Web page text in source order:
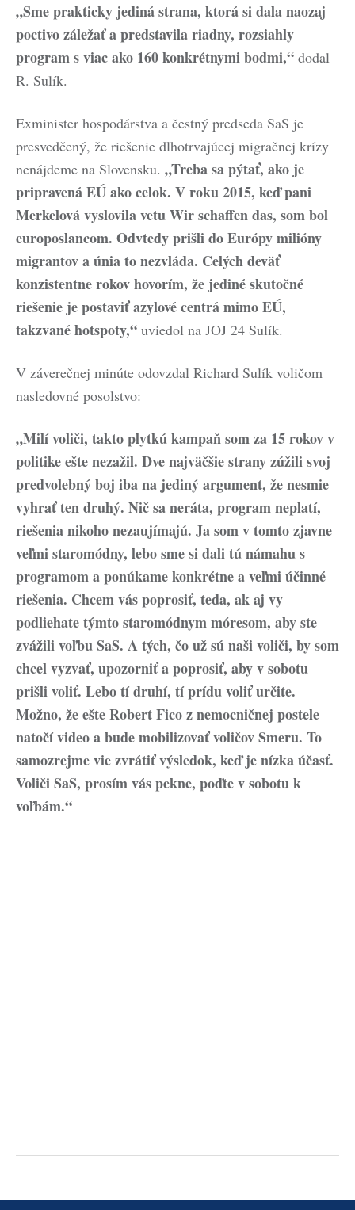
„Sme prakticky jediná strana, ktorá si dala naozaj
poctivo záležať a predstavila riadny, rozsiahly
program s viac ako 160 konkrétnymi bodmi,“ dodal
R. Sulík.
Exminister hospodárstva a čestný predseda SaS je
presvedčený, že riešenie dlhotrvajúcej migračnej krízy
nenájdeme na Slovensku. „Treba sa pýtať, ako je
pripravená EÚ ako celok. V roku 2015, keď pani
Merkelová vyslovila vetu Wir schaffen das, som bol
europoslancom. Odvtedy prišli do Európy milióny
migrantov a únia to nezvláda. Celých deväť
konzistentne rokov hovorím, že jediné skutočné
riešenie je postaviť azylové centrá mimo EÚ,
takzvané hotspoty,“ uviedol na JOJ 24 Sulík.
V záverečnej minúte odovzdal Richard Sulík voličom
nasledovné posolstvo:
„Milí voliči, takto plytkú kampaň som za 15 rokov v
politike ešte nezažil. Dve najväčšie strany zúžili svoj
predvolebný boj iba na jediný argument, že nesmie
vyhrať ten druhý. Nič sa neráta, program neplatí,
riešenia nikoho nezaujímajú. Ja som v tomto zjavne
veľmi staromódny, lebo sme si dali tú námahu s
programom a ponúkame konkrétne a veľmi účinné
riešenia. Chcem vás poprosiť, teda, ak aj vy
podliehate týmto staromódnym móresom, aby ste
zvážili voľbu SaS. A tých, čo už sú naši voliči, by som
chcel vyzvať, upozorniť a poprosiť, aby v sobotu
prišli voliť. Lebo tí druhí, tí prídu voliť určite.
Možno, že ešte Robert Fico z nemocničnej postele
natočí video a bude mobilizovať voličov Smeru. To
samozrejme vie zvrátiť výsledok, keď je nízka účasť.
Voliči SaS, prosím vás pekne, poďte v sobotu k
voľbám.“